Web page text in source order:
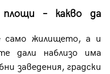
площи – какво да
само жилището, а и
дали наблизо има
заведения, градски